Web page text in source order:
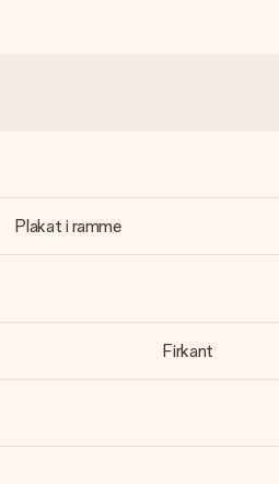
Plakat i ramme
Firkant